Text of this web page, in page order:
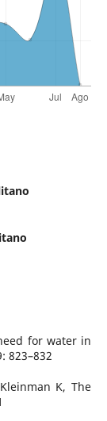
for water in
823–832
K, The